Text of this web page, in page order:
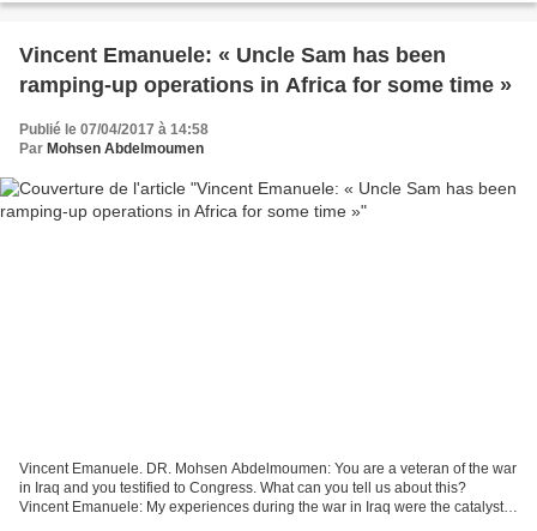
Vincent Emanuele: « Uncle Sam has been
ramping-up operations in Africa for some time »
Publié le 07/04/2017 à 14:58
Par Mohsen Abdelmoumen
Vincent Emanuele. DR. Mohsen Abdelmoumen: You are a veteran of the war
in Iraq and you testified to Congress. What can you tell us about this?
Vincent Emanuele: My experiences during the war in Iraq were the catalyst